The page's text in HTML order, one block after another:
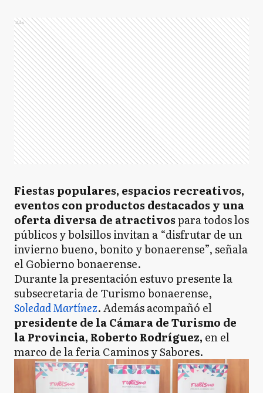
Ads
Fiestas populares, espacios recreativos,
eventos con productos destacados y una
oferta diversa de atractivospara todos los
públicos y bolsillos invitan a “disfrutar de un
invierno bueno, bonito y bonaerense”, señala
el Gobierno bonaerense.
Durante la presentación estuvo presente la
subsecretaria de Turismo bonaerense,
Soledad Martínez. Además acompañó el
presidente de la Cámara de Turismo de
la Provincia, Roberto Rodríguez, en el
marco de la feria Caminos y Sabores.